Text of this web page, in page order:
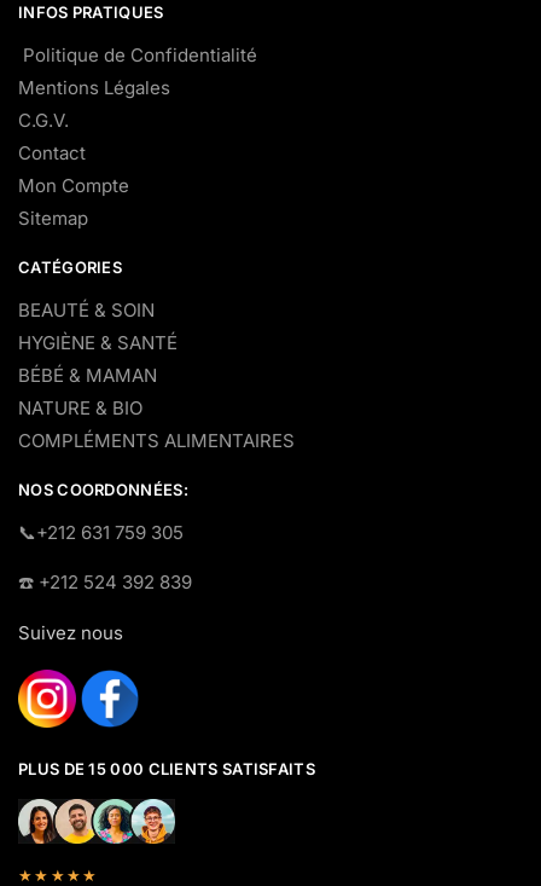
INFOS PRATIQUES
Politique de Confidentialité
Mentions Légales
C.G.V.
Contact
Mon Compte
Sitemap
CATÉGORIES
BEAUTÉ & SOIN
HYGIÈNE & SANTÉ
BÉBÉ & MAMAN
NATURE & BIO
COMPLÉMENTS ALIMENTAIRES
NOS COORDONNÉES:
​📞+212 631 759 305
☎️​ +212 524 392 839
Suivez nous
PLUS DE 15 000 CLIENTS SATISFAITS
★★★★★